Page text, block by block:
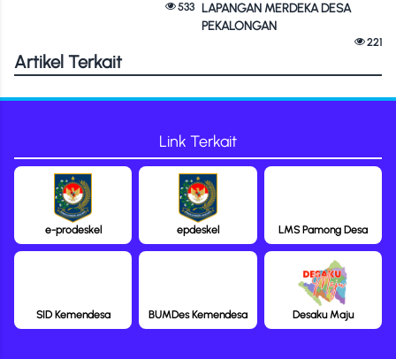
533 LAPANGAN MERDEKA DESA
PEKALONGAN
221
Artikel Terkait
Link Terkait
e-prodeskel epdeskel LMS Pamong Desa
SID Kemendesa BUMDes Kemendesa Desaku Maju